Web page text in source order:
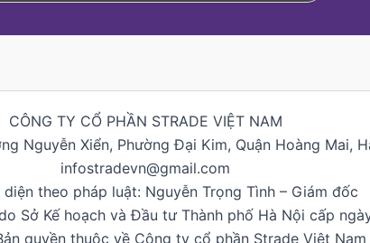
CÔNG TY CỔ PHẦN STRADE VIỆT NAM
Nguyễn Xiển, Phường Đại Kim, Quận Hoàng
infostradevn@gmail.com
theo pháp luật: Nguyễn Trọng Tình – Giám đốc
Sở Kế hoạch và Đầu tư Thành phố Hà Nội cấp
quyền thuộc về Công ty cổ phần Strade Việt Nam